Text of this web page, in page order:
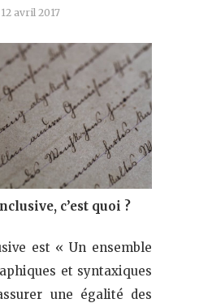
12 avril 2017
c’est quoi ?
est « Un ensemble
et syntaxiques
une égalité des